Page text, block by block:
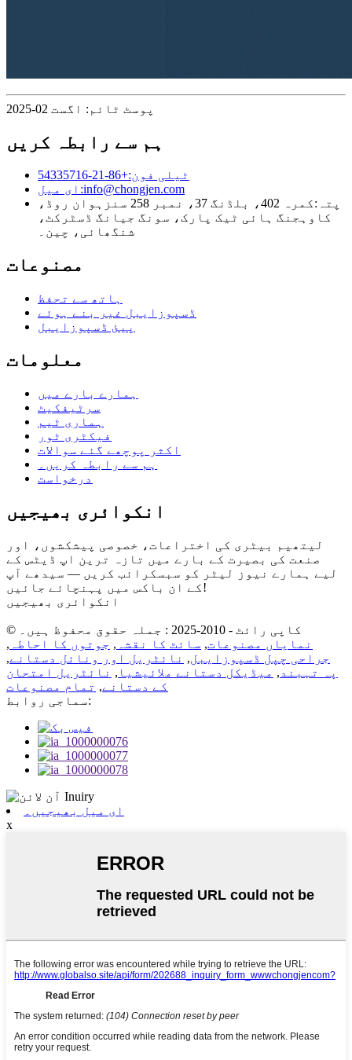
پوسٹ ٹائم: اگست 02-2025
ہم سے رابطہ کریں
ٹیلی فون:+86-21-54335716
ای میل:info@chongjen.com
پتہ:
کمرہ 402، بلڈنگ 37، نمبر 258 سنزہوان روڈ،
کاوہجنگ ہائی ٹیک پارک، سونگ جیانگ ڈسٹرکٹ،
شنگھائی، چین۔
مصنوعات
ہاتھ سے تحفظ
ڈسپوزایبل غیر بنے ہوئے
پیئ ڈسپوزایبل
معلومات
ہمارے بارے میں
سرٹیفکیٹ
ہماری ٹیم
فیکٹری ٹور
اکثر پوچھے گئے سوالات
ہم سے رابطہ کریں۔
درخواست
انکوائری بھیجیں
لیتھیم بیٹری کی اختراعات، خصوصی پیشکشوں، اور
صنعت کی بصیرت کے بارے میں تازہ ترین اپ ڈیٹس کے
لیے ہمارے نیوز لیٹر کو سبسکرائب کریں — سیدھے آپ
کے ان باکس میں پہنچائے جائیں!
انکوائری بھیجیں
© کاپی رائٹ - 2010-2025 : جملہ حقوق محفوظ ہیں۔
نمایاں مصنوعات, سائٹ کا نقشہ , جوتوں کا احاطہ ,
جراحی چپل ڈسپوزایبل, نائٹریل اور ونائل دستانے,
پہ تہبند , میڈیکل دستانے ملائیشیا , نائٹریل امتحان
کے دستانے, تمام مصنوعات
سماجی روابط:
ای میل بھیجیں۔
x